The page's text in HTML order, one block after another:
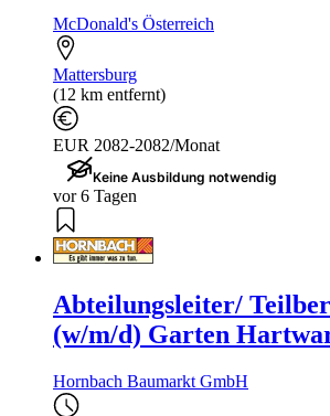
McDonald's Österreich
Mattersburg
(12 km entfernt)
EUR 2082-2082/Monat
Keine Ausbildung notwendig
vor 6 Tagen
Abteilungsleiter/
(w/m/d) Garten
Hornbach Baumarkt GmbH